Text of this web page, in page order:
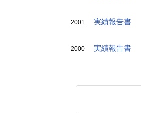
2001 実績報告書
2000 実績報告書